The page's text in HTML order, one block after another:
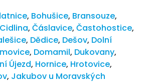
, Bohušice, Bransouze,
Cidlina, Čáslavice, Častohostice,
, Dědice, Dešov, Dolní
, Domamil, Dukovany,
Újezd, Hornice, Hrotovice,
, Jakubov u Moravských